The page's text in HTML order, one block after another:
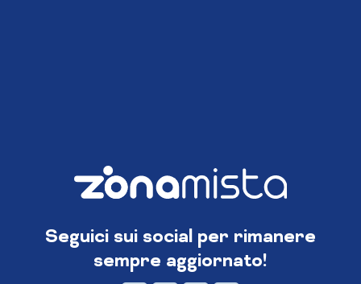
Seguici sui social per rimanere
sempre aggiornato!